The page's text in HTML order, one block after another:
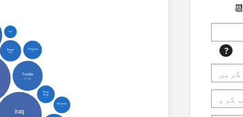
📆
?
Iraq
Tunisia
27.2K
Kenya
13.6K
Paraguay
10.5K
Hong
Kong
9.4K
Honduras
8.4K
Uganda
4.9K